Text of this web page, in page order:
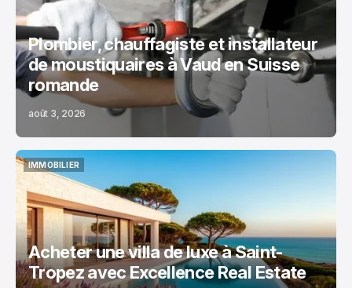
Plombier, chauffagiste et installateur
de moustiquaires à Vaud en Suisse
romande
août 3, 2026
IMMOBILIER
IMMOBILIER
Acheter une villa de luxe à Saint-
Tropez avec Excellence Real Estate